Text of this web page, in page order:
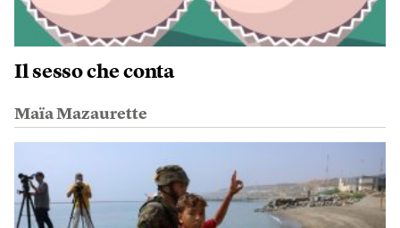
Il sesso che conta
Maïa Mazaurette